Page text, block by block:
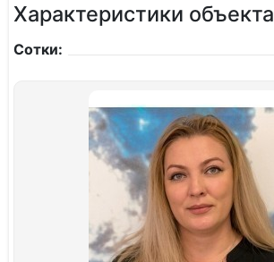
Характеристики объекта
Сотки: